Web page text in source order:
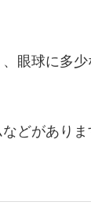
眼球に多
どがあり